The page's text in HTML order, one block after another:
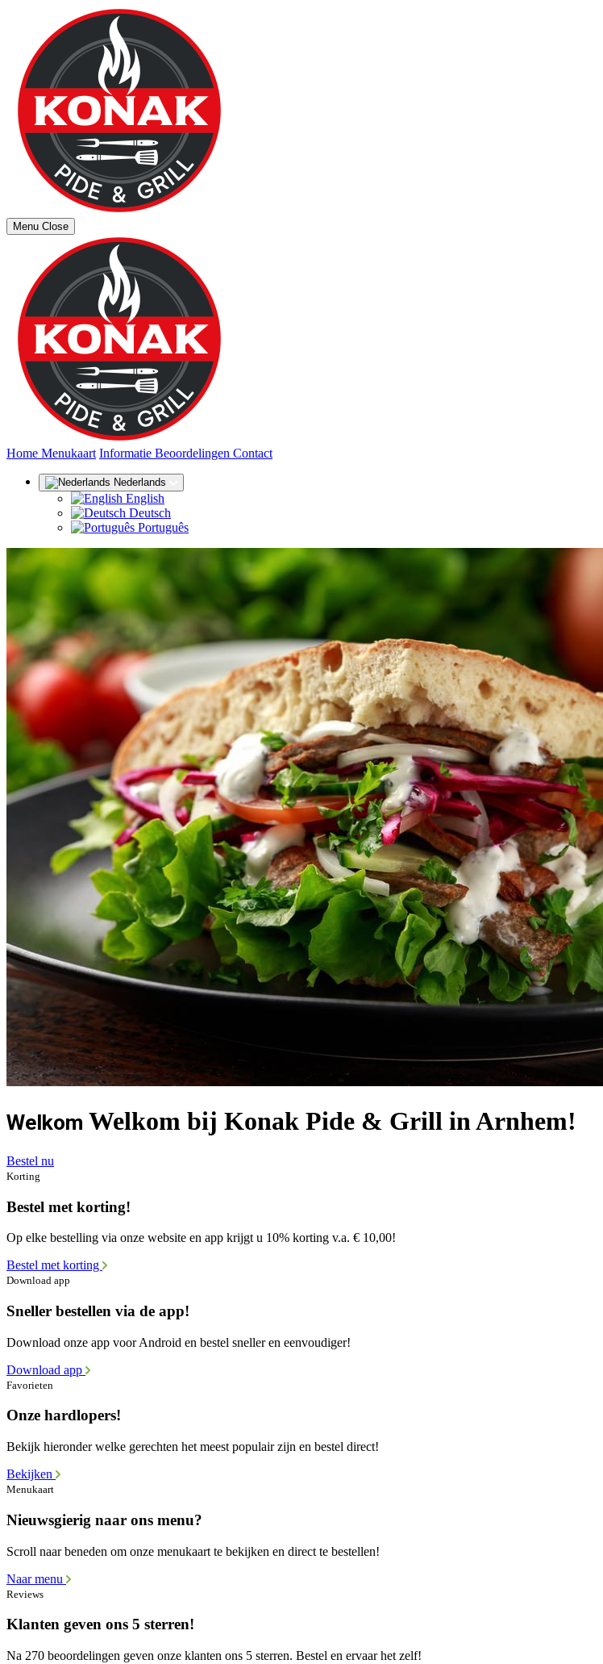
Menu Close
Home (huidige)
Menukaart Informatie Beoordelingen Contact
Nederlands
English
Deutsch
Português
Welkom Welkom bij Konak Pide & Grill in Arnhem!
Bestel nu
Korting
Bestel met korting!
Op elke bestelling via onze website en app krijgt u 10% korting v.a. € 10,00!
Bestel met korting
Download app
Sneller bestellen via de app!
Download onze app voor Android en bestel sneller en eenvoudiger!
Download app
Favorieten
Onze hardlopers!
Bekijk hieronder welke gerechten het meest populair zijn en bestel direct!
Bekijken
Menukaart
Nieuwsgierig naar ons menu?
Scroll naar beneden om onze menukaart te bekijken en direct te bestellen!
Naar menu
Reviews
Klanten geven ons 5 sterren!
Na 270 beoordelingen geven onze klanten ons 5 sterren. Bestel en ervaar het zelf!